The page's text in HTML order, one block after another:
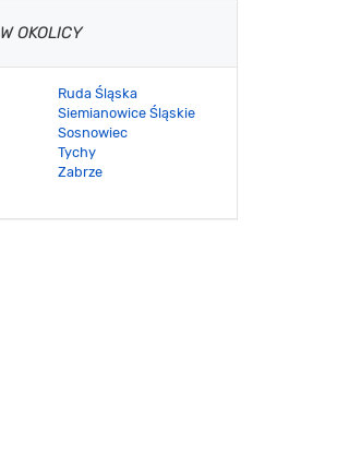
W OKOLICY
Ruda Śląska
Siemianowice Śląskie
Sosnowiec
Tychy
Zabrze